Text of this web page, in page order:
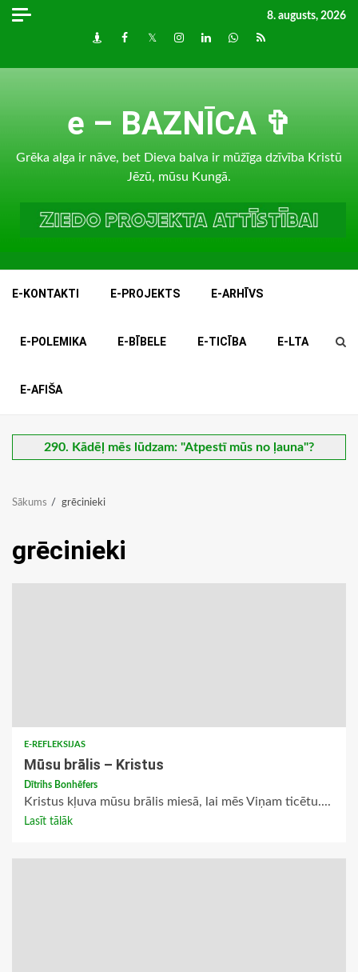
Skip
8. augusts, 2026
DraugiemFacebook
TwitterInstagram
LinkedInwhatsapp
RSS
e – BAZNĪCA ✞
Grēka alga ir nāve, bet Dieva balva ir mūžīga dzīvība Kristū
Jēzū, mūsu Kungā.
E-KONTAKTI E-PROJEKTS E-ARHĪVS
E-POLEMIKA E-BĪBELE E-TICĪBA E-LTA
E-AFIŠA
290. Kādēļ mēs lūdzam: "Atpestī mūs no ļauna"?
Sākums grēcinieki
grēcinieki
E-REFLEKSIJAS
Mūsu brālis – Kristus
Dītrihs Bonhēfers
Kristus kļuva mūsu brālis miesā, lai mēs Viņam ticētu....
Lasīt tālāk